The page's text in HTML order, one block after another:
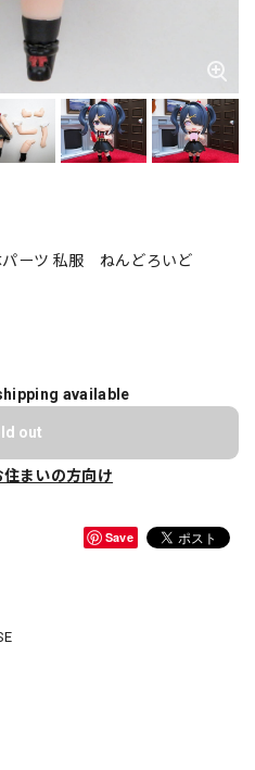
パーツ 私服 ねんどろいど
available
out
住まいの方向け
Save